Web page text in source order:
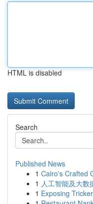
HTML is disabled
Search
Published News
1 Cairo's Crafted
1 人工智能及大数
1 Exposing